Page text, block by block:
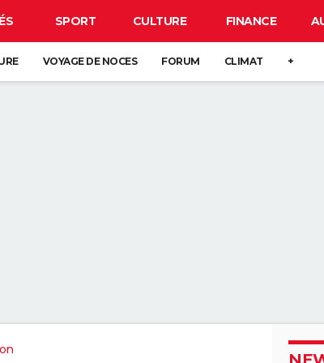
SPORT CULTURE FINANCE
VOYAGE DE NOCES FORUM CLIMAT +